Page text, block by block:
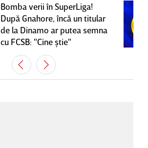
Bomba verii în SuperLiga!
După Gnahore, încă un titular
de la Dinamo ar putea semna
cu FCSB: "Cine ştie"